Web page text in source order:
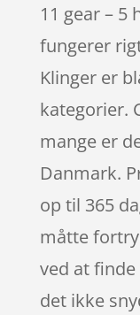
11 gear – 5
fungerer
Klinger er
kategorier.
mange er
Danmark.
op til 365
måtte
ved at
det ikke